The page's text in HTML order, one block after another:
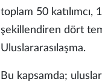
toplam 50
şekillendiren dört
Uluslararasılaşma.
Bu kapsamda;